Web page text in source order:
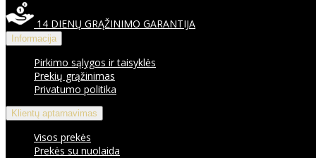
14 DIENŲ GRĄŽINIMO GARANTIJA
Informacija
Pirkimo sąlygos ir taisyklės
Prekių grąžinimas
Privatumo politika
Klientų aptarnavimas
Visos prekės
Prekės su nuolaida